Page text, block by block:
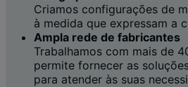
Criamos configurações de
à medida que expressam a
Ampla rede de fabricantes
Trabalhamos com mais de
permite fornecer as
para atender às suas